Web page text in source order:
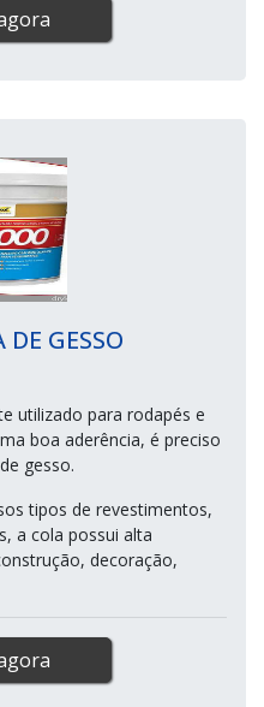
GESSO
utilizado para rodapés e
boa aderência, é preciso
gesso.
tipos de revestimentos,
a cola possui alta
decoração,